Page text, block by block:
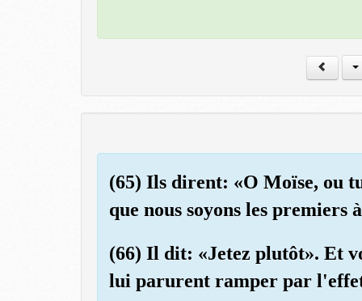
(65) Ils dirent: «O Moïse, ou
que nous soyons les premiers
(66) Il dit: «Jetez plutôt». Et
lui parurent ramper par